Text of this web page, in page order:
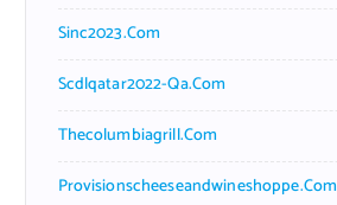
Sinc2023.com
Scdlqatar2022-Qa.com
Thecolumbiagrill.com
Provisionscheeseandwineshoppe.com